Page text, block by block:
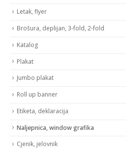
Letak, flyer
Brošura, deplijan, 3-fold, 2-fold
Katalog
Plakat
Jumbo plakat
Roll up banner
Etiketa, deklaracija
Naljepnica, window grafika
Cjenik, jelovnik